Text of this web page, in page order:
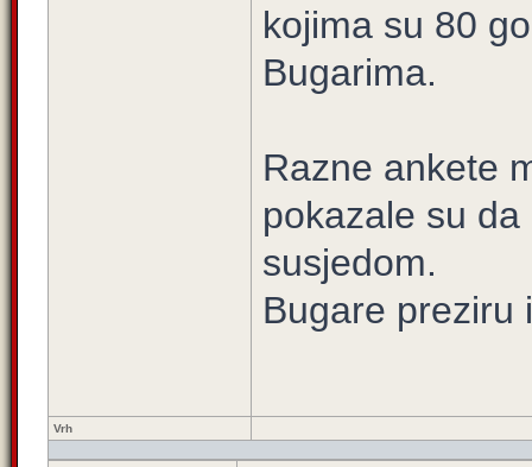
kojima su 80
Bugarima.
Razne ankete
pokazale su
susjedom.
Bugare preziru
Vrh